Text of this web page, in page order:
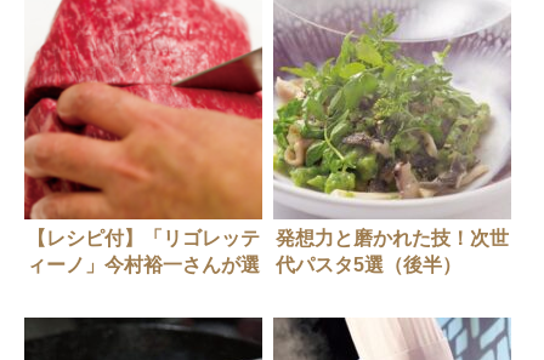
【レシピ付】「リゴレッテ
ィーノ」今村裕一さんが選
発想力と磨かれた技！次世
代パスタ5選（後半）